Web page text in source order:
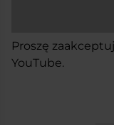
Proszę
YouTube.